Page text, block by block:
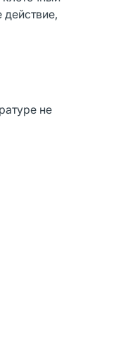
не